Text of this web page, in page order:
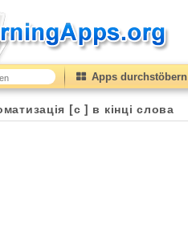
Apps durchstöbern
[с ] в кінці слова